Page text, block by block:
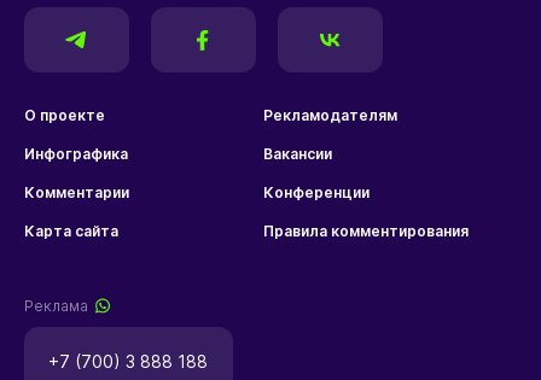
О проекте Рекламодателям
Инфографика Вакансии
Комментарии Конференции
Карта сайта Правила комментирования
Реклама
+7 (700) 3 888 188